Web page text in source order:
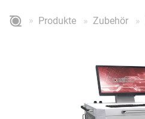
Produkte Zubehör